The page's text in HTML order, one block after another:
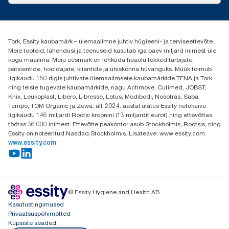
+37253322264
Leia Tork maaletooja
Essity Estonia OÜ
Reti Tee 9, Peetri alevik, Rae vald
Harju maakond
75312 Estonia
Tork, Essity kaubamärk – ülemaailmne juhtiv hügieeni- ja terviseettevõte.
Meie tooteid, lahendusi ja teenuseid kasutab iga päev miljard inimest üle
kogu maailma. Meie eesmärk on lõhkuda heaolu tõkked tarbijate,
patsientide, hooldajate, klientide ja ühiskonna hüvanguks. Müük toimub
ligikaudu 150 riigis juhtivate ülemaailmsete kaubamärkide TENA ja Tork
ning teiste tugevate kaubamärkide, nagu Actimove, Cutimed, JOBST,
Knix, Leukoplast, Libero, Libresse, Lotus, Modibodi, Nosotras, Saba,
Tempo, TOM Organic ja Zewa, all. 2024. aastal ulatus Essity netokäive
ligikaudu 146 miljardi Rootsi kroonini (13 miljardit eurot) ning ettevõttes
töötas 36 000 inimest. Ettevõtte peakontor asub Stockholmis, Rootsis, ning
Essity on noteeritud Nasdaq Stockholmis. Lisateave: www.essity.com.
www.essity.com
© Essity Hygiene and Health AB
Kasutustingimused
Privaatsuspõhimõtted
Küpsiste seaded